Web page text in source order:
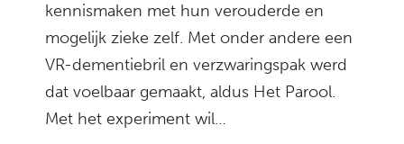
kennismaken met hun verouderde en
mogelijk zieke zelf. Met onder andere een
VR-dementiebril en verzwaringspak werd
dat voelbaar gemaakt, aldus Het Parool.
Met het experiment wil…